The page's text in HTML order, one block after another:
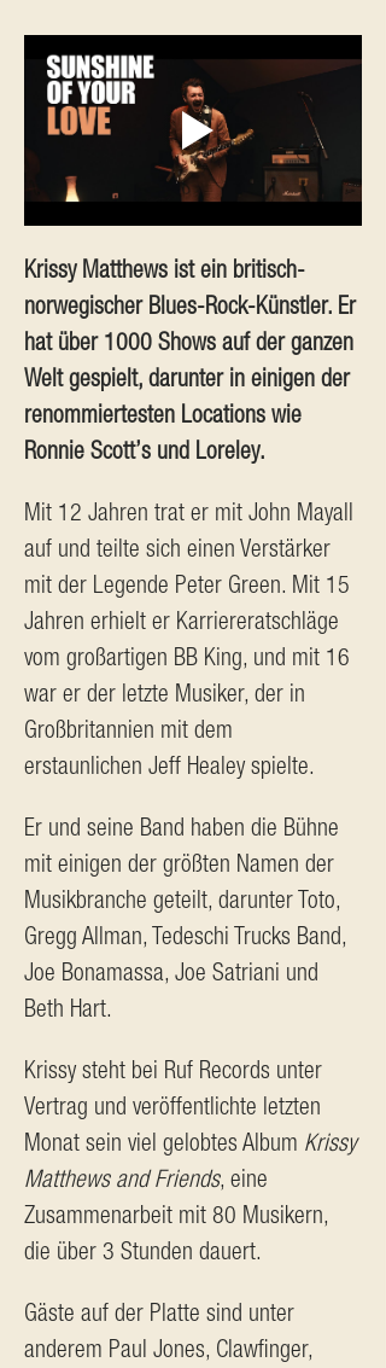
Krissy Matthews ist ein britisch-
norwegischer Blues-Rock-Künstler. Er
hat über 1000 Shows auf der ganzen
Welt gespielt, darunter in einigen der
renommiertesten Locations wie
Ronnie Scott’s und Loreley.
Mit 12 Jahren trat er mit John Mayall
auf und teilte sich einen Verstärker
mit der Legende Peter Green. Mit 15
Jahren erhielt er Karriereratschläge
vom großartigen BB King, und mit 16
war er der letzte Musiker, der in
Großbritannien mit dem
erstaunlichen Jeff Healey spielte.
Er und seine Band haben die Bühne
mit einigen der größten Namen der
Musikbranche geteilt, darunter Toto,
Gregg Allman, Tedeschi Trucks Band,
Joe Bonamassa, Joe Satriani und
Beth Hart.
Krissy steht bei Ruf Records unter
Vertrag und veröffentlichte letzten
Monat sein viel gelobtes Album Krissy
Matthews and Friends, eine
Zusammenarbeit mit 80 Musikern,
die über 3 Stunden dauert.
Gäste auf der Platte sind unter
anderem Paul Jones, Clawfinger,